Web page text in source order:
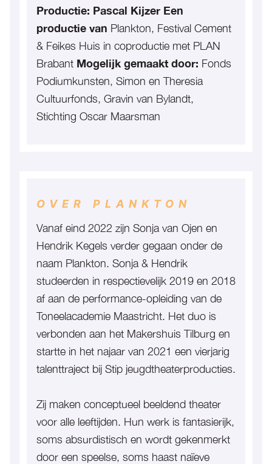
Productie: Pascal Kijzer Een
productie van Plankton, Festival Cement
& Feikes Huis in coproductie met PLAN
Brabant Mogelijk gemaakt door: Fonds
Podiumkunsten, Simon en Theresia
Cultuurfonds, Gravin van Bylandt,
Stichting Oscar Maarsman
OVER PLANKTON
Vanaf eind 2022 zijn Sonja van Ojen en
Hendrik Kegels verder gegaan onder de
naam Plankton. Sonja & Hendrik
studeerden in respectievelijk 2019 en 2018
af aan de performance-opleiding van de
Toneelacademie Maastricht. Het duo is
verbonden aan het Makershuis Tilburg en
startte in het najaar van 2021 een vierjarig
talenttraject bij Stip jeugdtheaterproducties.
Zij maken conceptueel beeldend theater
voor alle leeftijden. Hun werk is fantasierijk,
soms absurdistisch en wordt gekenmerkt
door een speelse, soms haast naïeve